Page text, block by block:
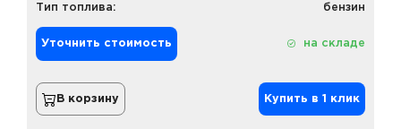
Тип топлива:
бензин
Уточнить стоимость на складе
В корзину Купить в 1 клик